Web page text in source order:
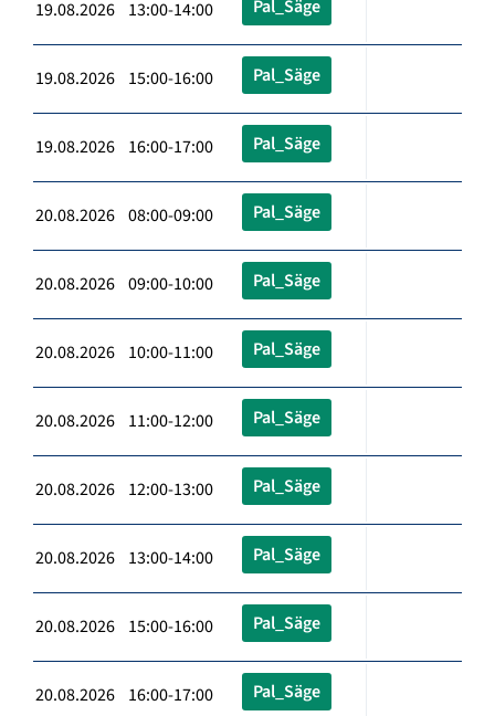
19.08.2026 13:00-14:00 Pal_Säge
19.08.2026 15:00-16:00 Pal_Säge
19.08.2026 16:00-17:00 Pal_Säge
20.08.2026 08:00-09:00 Pal_Säge
20.08.2026 09:00-10:00 Pal_Säge
20.08.2026 10:00-11:00 Pal_Säge
20.08.2026 11:00-12:00 Pal_Säge
20.08.2026 12:00-13:00 Pal_Säge
20.08.2026 13:00-14:00 Pal_Säge
20.08.2026 15:00-16:00 Pal_Säge
20.08.2026 16:00-17:00 Pal_Säge